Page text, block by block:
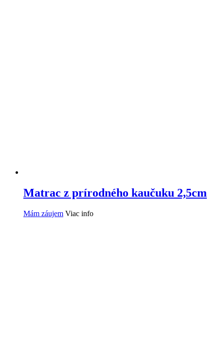
Matrac z prírodného kaučuku 2,5cm
Mám záujem Viac info